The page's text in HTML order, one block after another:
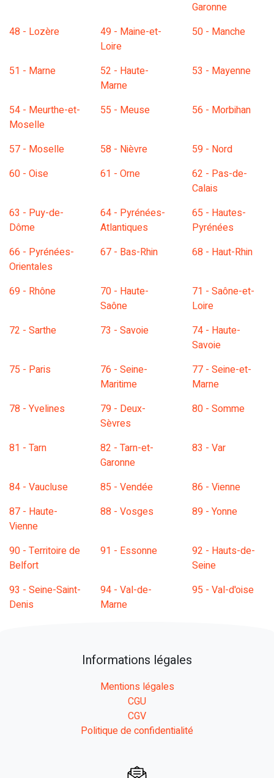
Garonne
48 - Lozère
49 - Maine-et-
Loire
50 - Manche
51 - Marne
52 - Haute-
Marne
53 - Mayenne
54 - Meurthe-et-
Moselle
55 - Meuse 56 - Morbihan
57 - Moselle 58 - Nièvre
59 - Nord
60 - Oise
61 - Orne
62 - Pas-de-
Calais
63 - Puy-de-
Dôme
64 - Pyrénées-
Atlantiques
65 - Hautes-
Pyrénées
66 - Pyrénées-
Orientales
67 - Bas-Rhin 68 - Haut-Rhin
69 - Rhône
70 - Haute-
Saône
71 - Saône-et-
Loire
72 - Sarthe
73 - Savoie
74 - Haute-
Savoie
75 - Paris
76 - Seine-
Maritime
77 - Seine-et-
Marne
78 - Yvelines
79 - Deux-
Sèvres
80 - Somme
81 - Tarn
82 - Tarn-et-
Garonne
83 - Var
84 - Vaucluse 85 - Vendée
86 - Vienne
87 - Haute-
Vienne
88 - Vosges 89 - Yonne
90 - Territoire de
Belfort
91 - Essonne
92 - Hauts-de-
Seine
93 - Seine-Saint-
Denis
94 - Val-de-
Marne
95 - Val-d'oise
Informations légales
Mentions légales
CGU
CGV
Politique de confidentialité